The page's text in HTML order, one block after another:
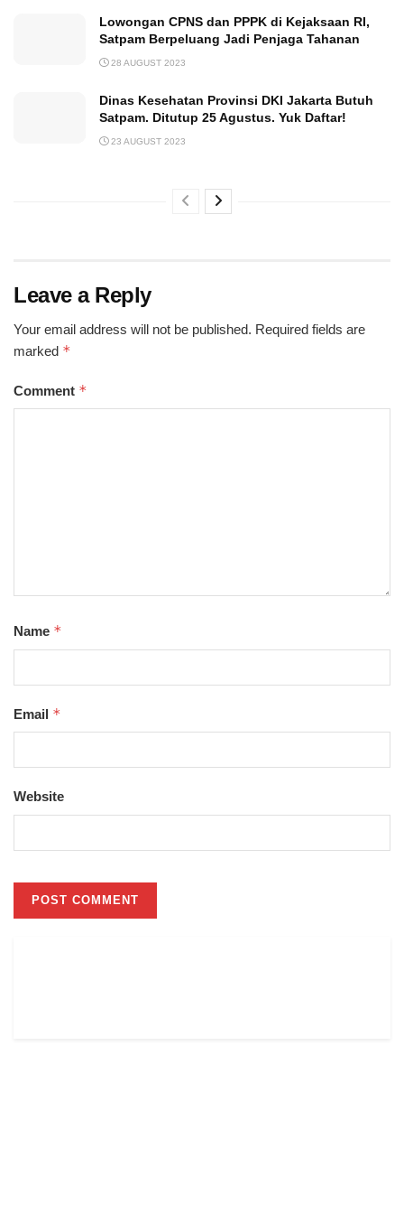
Lowongan CPNS dan PPPK di Kejaksaan RI,
Satpam Berpeluang Jadi Penjaga Tahanan
28 AUGUST 2023
Dinas Kesehatan Provinsi DKI Jakarta Butuh
Satpam. Ditutup 25 Agustus. Yuk Daftar!
23 AUGUST 2023
Leave a Reply
Your email address will not be published. Required fields are
marked *
Comment *
Name *
Email *
Website